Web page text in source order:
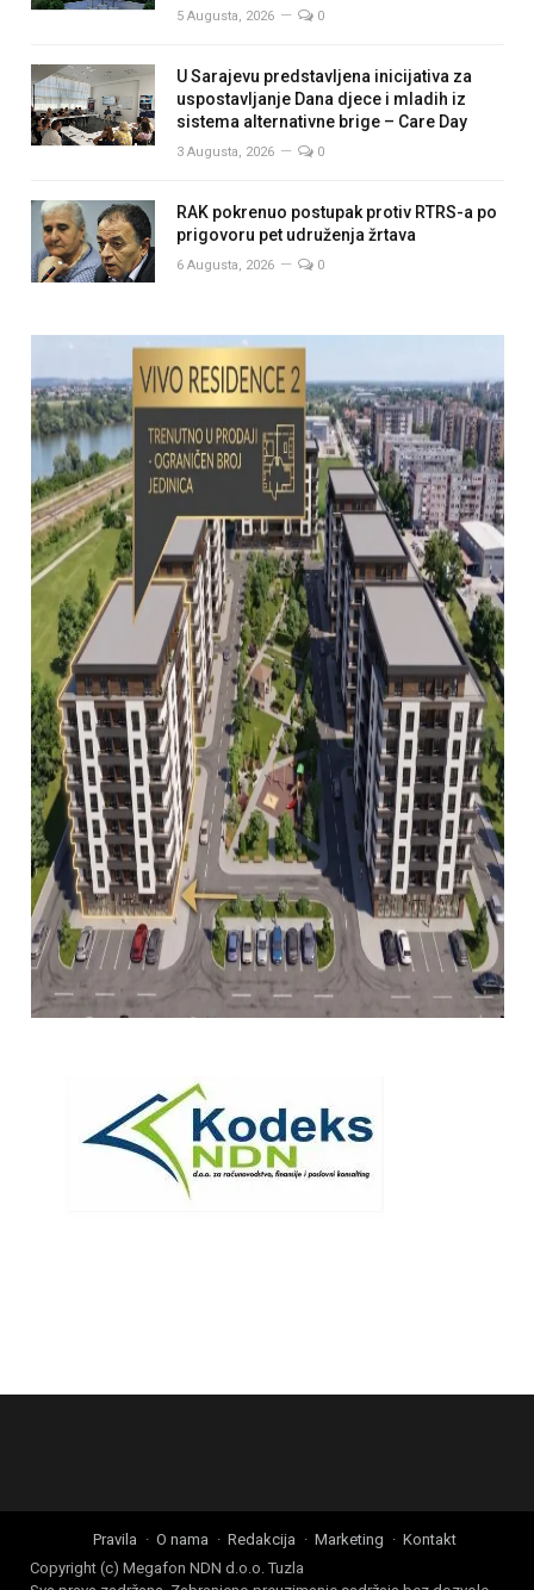
5 Augusta, 2026 0
U Sarajevu predstavljena inicijativa za
uspostavljanje Dana djece i mladih iz
sistema alternativne brige – Care Day
3 Augusta, 2026 0
RAK pokrenuo postupak protiv RTRS-a po
prigovoru pet udruženja žrtava
6 Augusta, 2026 0
Pravila O nama Redakcija Marketing
Kontakt
Copyright (c) Megafon NDN d.o.o. Tuzla